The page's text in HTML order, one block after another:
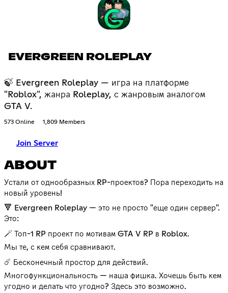
EVERGREEN ROLEPLAY
🍃 Evergreen Roleplay — игра на платформе
"Roblox", жанра Roleplay, с жанровым аналогом
GTA V.
573 Online 1,809 Members
Join Server
ABOUT
Устали от однообразных RP-проектов? Пора переходить на
новый уровень!
🔻 Evergreen Roleplay — это не просто "еще один сервер".
Это:
🪄 Топ-1 RP проект по мотивам GTA V RP в Roblox.
Мы те, с кем себя сравнивают.
☄️ Бесконечный простор для действий.
Многофункциональность — наша фишка. Хочешь быть кем
угодно и делать что угодно? Здесь это возможно.